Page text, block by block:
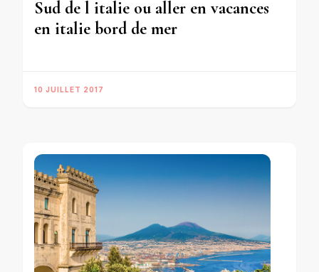
Sud de l italie ou aller en vacances
en italie bord de mer
10 JUILLET 2017